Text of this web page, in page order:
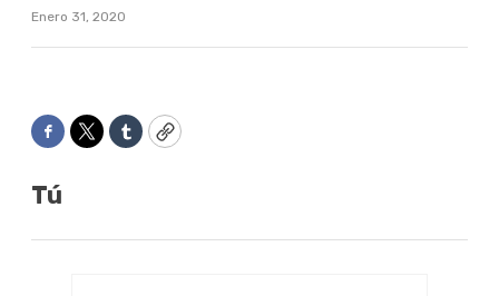
Enero 31, 2020
Facebook
TwitterTumblrCopy
Tú